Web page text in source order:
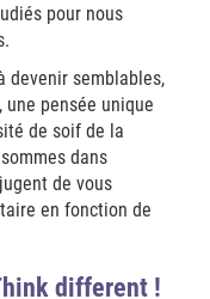
pour nous
devenir semblables,
pensée unique
de soif de la
dans
de vous
en fonction de
different !